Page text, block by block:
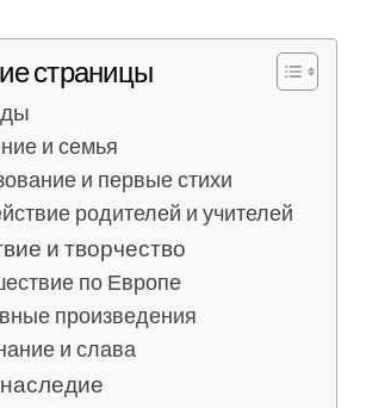
страницы
и семья
и первые стихи
родителей и учителей
и творчество
по Европе
произведения
и слава